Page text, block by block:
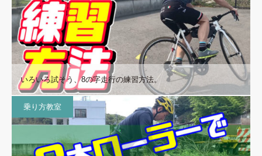
いろいろ試そう、8の字走行の練習方法。
乗り方教室